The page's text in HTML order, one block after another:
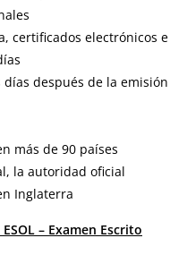
certificados electrónicos e
después de la emisión
más de 90 países
la autoridad oficial
Inglaterra
– Examen Escrito